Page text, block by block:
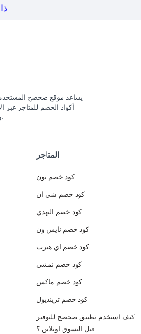
يساعد موقع صحصح
أكواد الخصم للمتاجر عبر
والتي يتم تحديثها باستمرار.
المتاجر
كود خصم نون
كود خصم شي ان
كود خصم النهدي
كود خصم نايس ون
كود خصم اي هيرب
كود خصم نمشي
كود خصم ماكس
كود خصم ترينديول
كيف استخدم تطبيق صحصح للتوفير
قبل التسوق اونلاين ؟